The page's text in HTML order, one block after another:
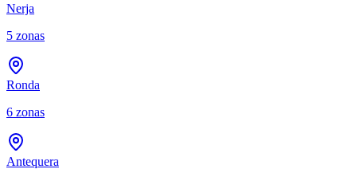
Nerja
5 zonas
Ronda
6 zonas
Antequera